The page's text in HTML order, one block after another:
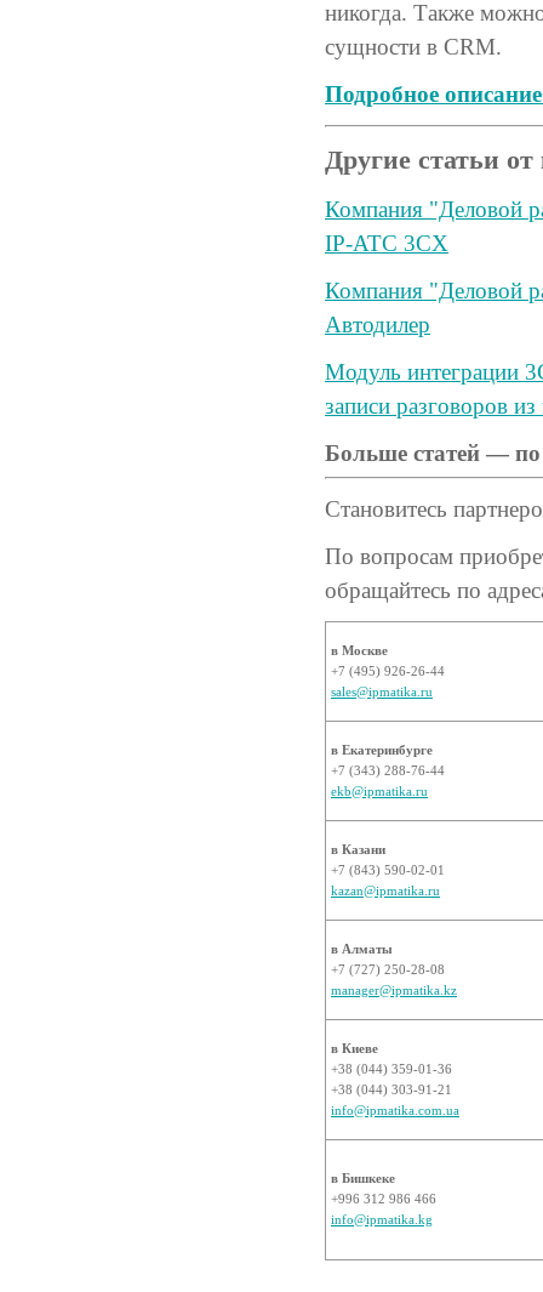
никогда. Также
сущности в CRM.
Подробное
Другие статьи
Компания "Деловой
IP-АТС 3CX
Компания "Деловой
Автодилер
Модуль интеграции
записи разговоров
Больше статей —
Становитесь
По вопросам
обращайтесь по
в Москве
+7 (495) 926-26-44
sales@ipmatika.ru
в Екатеринбурге
+7 (343) 288-76-44
ekb@ipmatika.ru
в Казани
+7 (843) 590-02-01
kazan@ipmatika.ru
в Алматы
+7 (727) 250-28-08
manager@ipmatika.kz
в Киеве
+38 (044) 359-01-36
+38 (044) 303-91-21
info@ipmatika.com.ua
в Бишкеке
+996 312 986 466
info@ipmatika.kg